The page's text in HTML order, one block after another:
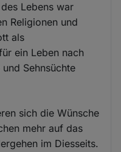
Lebens war
Religionen und
als
ein Leben nach
Sehnsüchte
sich die Wünsche
mehr auf das
im Diesseits.